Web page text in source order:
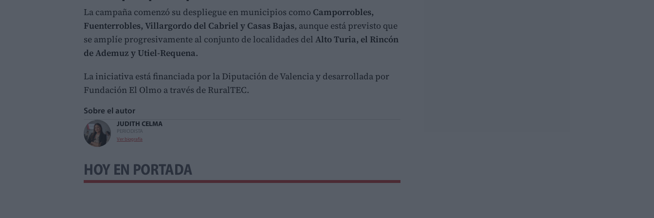
La campaña comenzó su despliegue en municipios como Camporrobles,
Fuenterrobles, Villargordo del Cabriel y Casas Bajas, aunque está previsto que
se amplíe progresivamente al conjunto de localidades del Alto Turia, el Rincón
de Ademuz y Utiel-Requena.
La iniciativa está financiada por la Diputación de Valencia y desarrollada por
Fundación El Olmo a través de RuralTEC.
Sobre el autor
JUDITH CELMA
PERIODISTA
Ver biografía
HOY EN PORTADA